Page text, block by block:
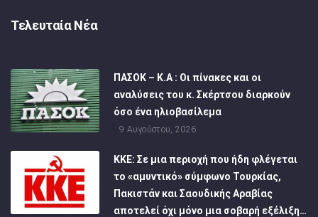
Τελευταία Νέα
ΠΑΣΟΚ – Κ.Α : Οι πίνακες και οι
αναλύσεις του κ. Σκέρτσου διαρκούν
όσο ένα ηλιοβασίλεμα
9 Αυγούστου, 2026
ΚΚΕ: Σε μια περιοχή που ήδη φλέγεται
το «αμυντικό» σύμφωνο Τουρκίας,
Πακιστάν και Σαουδικής Αραβίας
αποτελεί όχι μόνο μια σοβαρή εξέλιξη…